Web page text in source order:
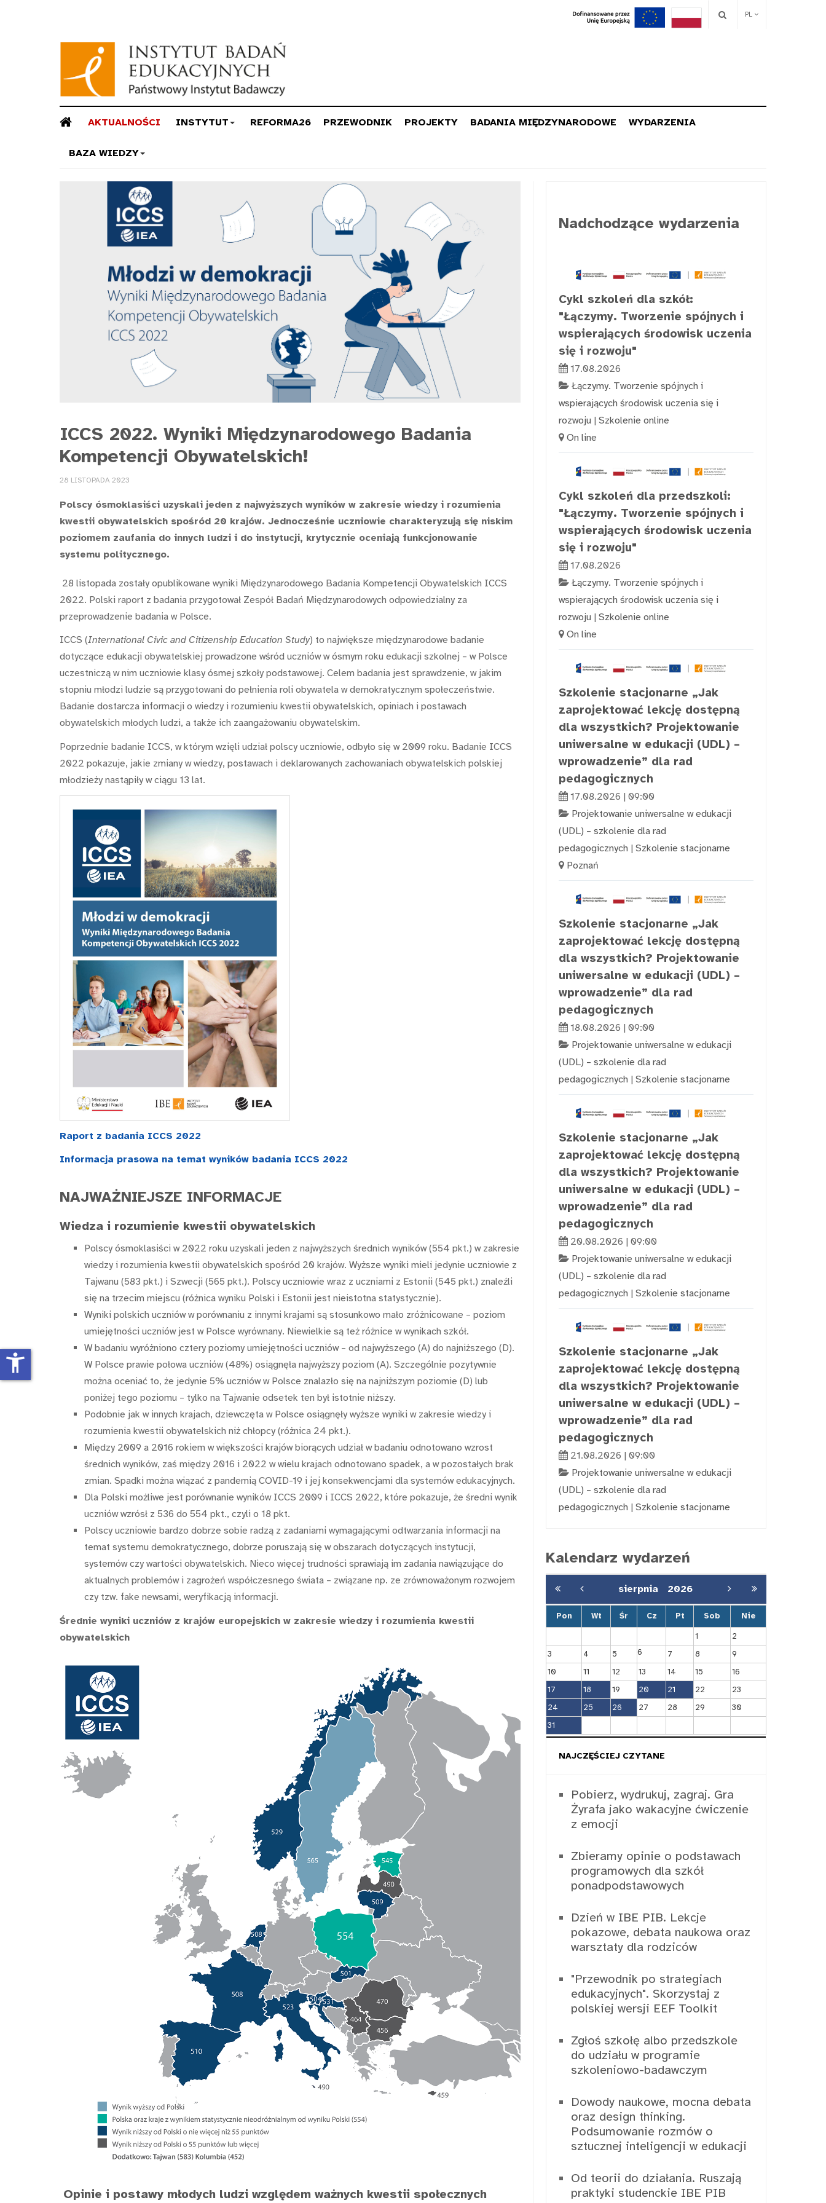
PL
AKTUALNOŚCI INSTYTUT REFORMA26 PRZEWODNIK PROJEKTY BADANIA MIĘDZYNARODOWE WYDARZENIA
BAZA WIEDZY
ICCS 2022. Wyniki Międzynarodowego Badania
Kompetencji Obywatelskich!
28 LISTOPADA 2023
Polscy ósmoklasiści uzyskali jeden z najwyższych wyników w zakresie wiedzy i rozumienia
kwestii obywatelskich spośród 20 krajów. Jednocześnie uczniowie charakteryzują się niskim
poziomem zaufania do innych ludzi i do instytucji, krytycznie oceniają funkcjonowanie
systemu politycznego.
28 listopada zostały opublikowane wyniki Międzynarodowego Badania Kompetencji Obywatelskich ICCS
2022. Polski raport z badania przygotował Zespół Badań Międzynarodowych odpowiedzialny za
przeprowadzenie badania w Polsce.
ICCS (International Civic and Citizenship Education Study) to największe międzynarodowe badanie
dotyczące edukacji obywatelskiej prowadzone wśród uczniów w ósmym roku edukacji szkolnej – w Polsce
uczestniczą w nim uczniowie klasy ósmej szkoły podstawowej. Celem badania jest sprawdzenie, w jakim
stopniu młodzi ludzie są przygotowani do pełnienia roli obywatela w demokratycznym społeczeństwie.
Badanie dostarcza informacji o wiedzy i rozumieniu kwestii obywatelskich, opiniach i postawach
obywatelskich młodych ludzi, a także ich zaangażowaniu obywatelskim.
Poprzednie badanie ICCS, w którym wzięli udział polscy uczniowie, odbyło się w 2009 roku. Badanie ICCS
2022 pokazuje, jakie zmiany w wiedzy, postawach i deklarowanych zachowaniach obywatelskich polskiej
młodzieży nastąpiły w ciągu 13 lat.
Raport z badania ICCS 2022
Informacja prasowa na temat wyników badania ICCS 2022
NAJWAŻNIEJSZE INFORMACJE
Wiedza i rozumienie kwestii obywatelskich
Polscy ósmoklasiści w 2022 roku uzyskali jeden z najwyższych średnich wyników (554 pkt.) w zakresie
wiedzy i rozumienia kwestii obywatelskich spośród 20 krajów. Wyższe wyniki mieli jedynie uczniowie z
Tajwanu (583 pkt.) i Szwecji (565 pkt.). Polscy uczniowie wraz z uczniami z Estonii (545 pkt.) znaleźli
się na trzecim miejscu (różnica wyniku Polski i Estonii jest nieistotna statystycznie).
Wyniki polskich uczniów w porównaniu z innymi krajami są stosunkowo mało zróżnicowane – poziom
umiejętności uczniów jest w Polsce wyrównany. Niewielkie są też różnice w wynikach szkół.
W badaniu wyróżniono cztery poziomy umiejętności uczniów – od najwyższego (A) do najniższego (D).
W Polsce prawie połowa uczniów (48%) osiągnęła najwyższy poziom (A). Szczególnie pozytywnie
można oceniać to, że jedynie 5% uczniów w Polsce znalazło się na najniższym poziomie (D) lub
poniżej tego poziomu – tylko na Tajwanie odsetek ten był istotnie niższy.
Podobnie jak w innych krajach, dziewczęta w Polsce osiągnęły wyższe wyniki w zakresie wiedzy i
rozumienia kwestii obywatelskich niż chłopcy (różnica 24 pkt.).
Między 2009 a 2016 rokiem w większości krajów biorących udział w badaniu odnotowano wzrost
średnich wyników, zaś między 2016 i 2022 w wielu krajach odnotowano spadek, a w pozostałych brak
zmian. Spadki można wiązać z pandemią COVID-19 i jej konsekwencjami dla systemów edukacyjnych.
Dla Polski możliwe jest porównanie wyników ICCS 2009 i ICCS 2022, które pokazuje, że średni wynik
uczniów wzrósł z 536 do 554 pkt., czyli o 18 pkt.
Polscy uczniowie bardzo dobrze sobie radzą z zadaniami wymagającymi odtwarzania informacji na
temat systemu demokratycznego, dobrze poruszają się w obszarach dotyczących instytucji,
systemów czy wartości obywatelskich. Nieco więcej trudności sprawiają im zadania nawiązujące do
aktualnych problemów i zagrożeń współczesnego świata – związane np. ze zrównoważonym rozwojem
czy tzw. fake newsami, weryfikacją informacji.
Średnie wyniki uczniów z krajów europejskich w zakresie wiedzy i rozumienia kwestii
obywatelskich
Opinie i postawy młodych ludzi względem ważnych kwestii społecznych
Nadchodzące wydarzenia
Cykl szkoleń dla szkół:
"Łączymy. Tworzenie spójnych i
wspierających środowisk uczenia
się i rozwoju"
17.08.2026
Łączymy. Tworzenie spójnych i
wspierających środowisk uczenia się i
rozwoju | Szkolenie online
On line
Cykl szkoleń dla przedszkoli:
"Łączymy. Tworzenie spójnych i
wspierających środowisk uczenia
się i rozwoju"
17.08.2026
Łączymy. Tworzenie spójnych i
wspierających środowisk uczenia się i
rozwoju | Szkolenie online
On line
Szkolenie stacjonarne „Jak
zaprojektować lekcję dostępną
dla wszystkich? Projektowanie
uniwersalne w edukacji (UDL) –
wprowadzenie” dla rad
pedagogicznych
17.08.2026 | 09:00
Projektowanie uniwersalne w edukacji
(UDL) – szkolenie dla rad
pedagogicznych | Szkolenie stacjonarne
Poznań
Szkolenie stacjonarne „Jak
zaprojektować lekcję dostępną
dla wszystkich? Projektowanie
uniwersalne w edukacji (UDL) –
wprowadzenie” dla rad
pedagogicznych
18.08.2026 | 09:00
Projektowanie uniwersalne w edukacji
(UDL) – szkolenie dla rad
pedagogicznych | Szkolenie stacjonarne
Szkolenie stacjonarne „Jak
zaprojektować lekcję dostępną
dla wszystkich? Projektowanie
uniwersalne w edukacji (UDL) –
wprowadzenie” dla rad
pedagogicznych
20.08.2026 | 09:00
Projektowanie uniwersalne w edukacji
(UDL) – szkolenie dla rad
pedagogicznych | Szkolenie stacjonarne
Szkolenie stacjonarne „Jak
zaprojektować lekcję dostępną
dla wszystkich? Projektowanie
uniwersalne w edukacji (UDL) –
wprowadzenie” dla rad
pedagogicznych
21.08.2026 | 09:00
Projektowanie uniwersalne w edukacji
(UDL) – szkolenie dla rad
pedagogicznych | Szkolenie stacjonarne
Kalendarz wydarzeń
sierpnia 2026
Pon Wt Śr Cz Pt Sob Nie
1
2
3
4 5 6 7 8
9
10
11 12 13 14 15
16
17
18 19 20 21 22
23
24
25 26 27 28 29
30
31
NAJCZĘŚCIEJ CZYTANE
Pobierz, wydrukuj, zagraj. Gra
Żyrafa jako wakacyjne ćwiczenie
z emocji
Zbieramy opinie o podstawach
programowych dla szkół
ponadpodstawowych
Dzień w IBE PIB. Lekcje
pokazowe, debata naukowa oraz
warsztaty dla rodziców
"Przewodnik po strategiach
edukacyjnych". Skorzystaj z
polskiej wersji EEF Toolkit
Zgłoś szkołę albo przedszkole
do udziału w programie
szkoleniowo-badawczym
Dowody naukowe, mocna debata
oraz design thinking.
Podsumowanie rozmów o
sztucznej inteligencji w edukacji
Od teorii do działania. Ruszają
praktyki studenckie IBE PIB
accessibility_new